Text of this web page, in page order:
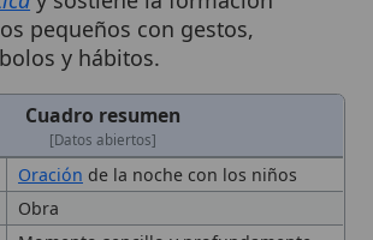
Cuadro resumen
[Datos abiertos]
Oraciónde la noche con los niños
Obra
Momento sencillo y profundamente
educativo de la vida familiar cristiana.
Oración familiar en la noche que
introduce a los hijos al
Dios, ordena el descanso a la luz de la